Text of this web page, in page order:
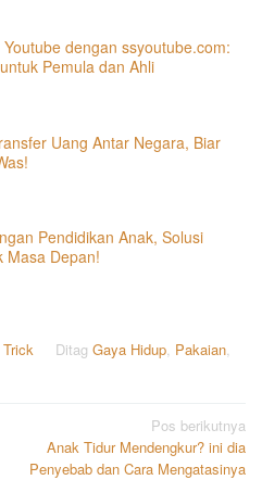
dengan ssyoutube.com:
Pemula dan Ahli
Uang Antar Negara, Biar
Pendidikan Anak, Solusi
Masa Depan!
Ditag Gaya Hidup Pakaian
Pos berikutnya
Anak Tidur Mendengkur? ini dia
Penyebab dan Cara Mengatasinya